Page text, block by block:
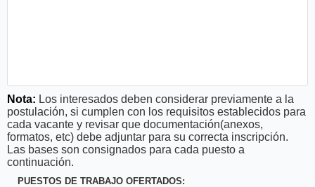
Nota: Los interesados deben considerar previamente a la
postulación, si cumplen con los requisitos establecidos para
cada vacante y revisar que documentación(anexos,
formatos, etc) debe adjuntar para su correcta inscripción.
Las bases son consignados para cada puesto a
continuación.
PUESTOS DE TRABAJO OFERTADOS: